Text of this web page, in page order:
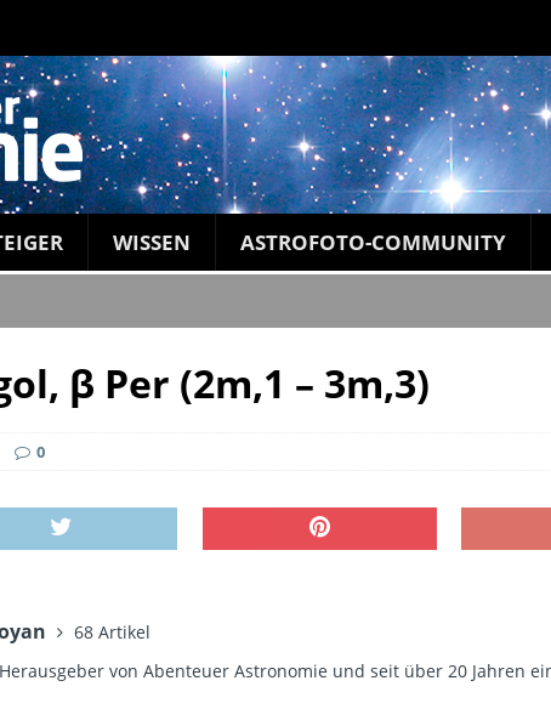
WISSEN ASTROFOTO-COMMUNITY
β Per (2m,1 – 3m,3)
0
68 Artikel
von Abenteuer Astronomie und seit über 20 Jahren